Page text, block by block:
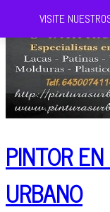
PINTOR
URBANO
VISITE